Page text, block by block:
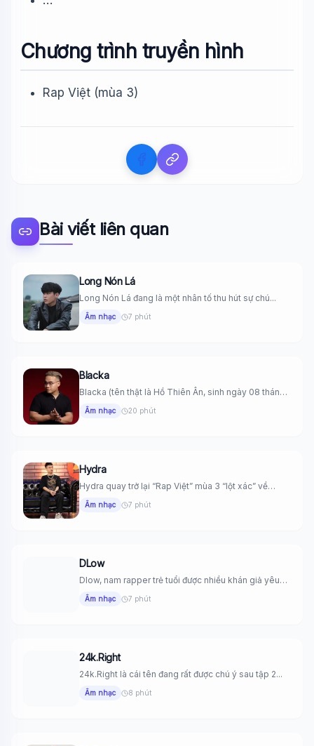
Chương trình truyền hình
Rap Việt (mùa 3)
Bài viết liên quan
Long Nón Lá
Long Nón Lá đang là một nhân tố thu hút sự chú...
Âm nhạc 7 phút
Blacka
Blacka (tên thật là Hồ Thiên Ân, sinh ngày 08 tháng
11...
Âm nhạc 20 phút
Hydra
Hydra quay trở lại “Rap Việt” mùa 3 “lột xác” về
ngoại...
Âm nhạc 7 phút
DLow
Dlow, nam rapper trẻ tuổi được nhiều khán giả yêu
mến với...
Âm nhạc 7 phút
24k.Right
24k.Right là cái tên đang rất được chú ý sau tập 2...
Âm nhạc 8 phút